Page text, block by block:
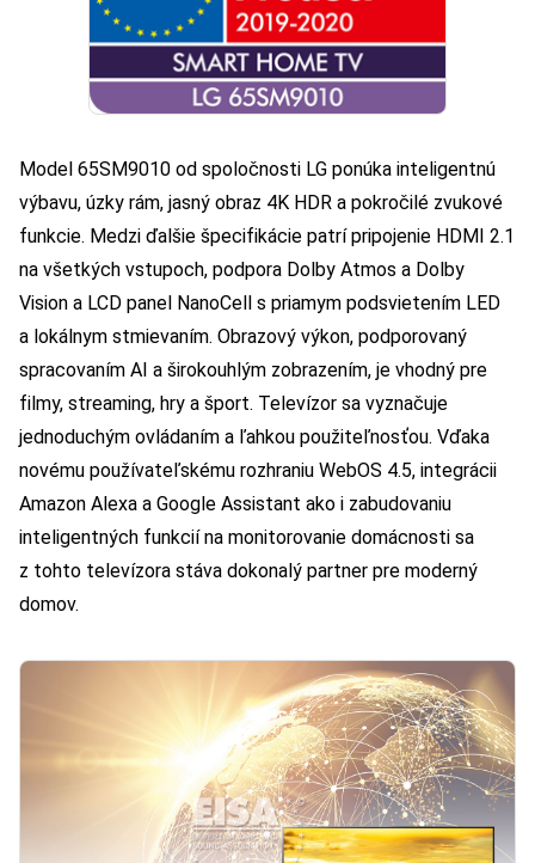
Model 65SM9010 od spoločnosti LG ponúka inteligentnú
výbavu, úzky rám, jasný obraz 4K HDR a pokročilé zvukové
funkcie. Medzi ďalšie špecifikácie patrí pripojenie HDMI 2.1
na všetkých vstupoch, podpora Dolby Atmos a Dolby
Vision a LCD panel NanoCell s priamym podsvietením LED
a lokálnym stmievaním. Obrazový výkon, podporovaný
spracovaním AI a širokouhlým zobrazením, je vhodný pre
filmy, streaming, hry a šport. Televízor sa vyznačuje
jednoduchým ovládaním a ľahkou použiteľnosťou. Vďaka
novému používateľskému rozhraniu WebOS 4.5, integrácii
Amazon Alexa a Google Assistant ako i zabudovaniu
inteligentných funkcií na monitorovanie domácnosti sa
z tohto televízora stáva dokonalý partner pre moderný
domov.